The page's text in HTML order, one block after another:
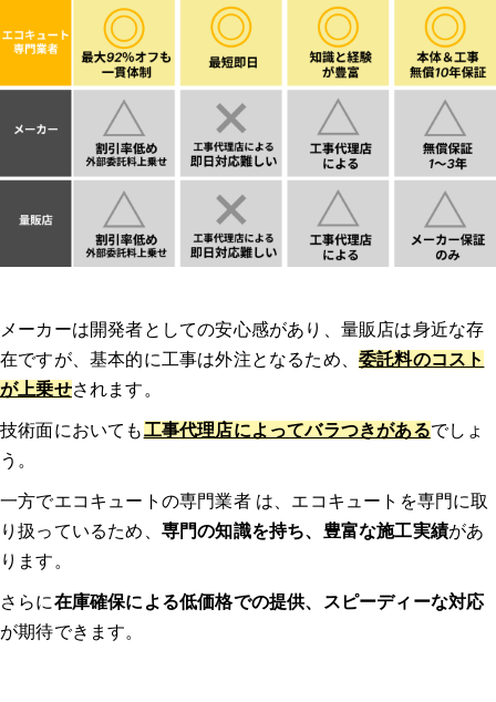
4.見積もり・契約
5.交換・修理
6.動作確認・支払い
Q1: エコキュートの交換にかかる費用はどれくらいですか？
Q2: エコキュートの交換にはどれくらいの時間がかかりますか？
Q4: 古いエコキュートの処分はどうすれば良いですか？
Q5: エコキュートの交換後にすぐ使えるようになりますか？
メーカーは開発者としての安心感があり、量販店は身近な存
在ですが、基本的に工事は外注となるため、 委託料のコスト
が上乗せされます。
技術面においても工事代理店によってバラつきがあるでしょ
う。
一方でエコキュートの専門業者 は、エコキュートを専門に取
り扱っているため、 専門の知識を持ち、豊富な施工実績があ
ります。
さらに在庫確保による低価格での提供、スピーディーな対応
が期待できます。